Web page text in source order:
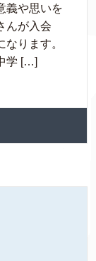
義や思いを
んが入会
ります。
学 […]